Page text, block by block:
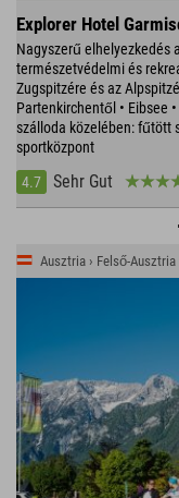
Explorer Hotel
Nagyszerű elhelyezkedés
természetvédelmi és
Zugspitzére és az
Partenkirchentől • Eibsee
szálloda közelében: fűtött
sportközpont
4.7
Sehr Gut
Ausztria › Felső-Ausztria